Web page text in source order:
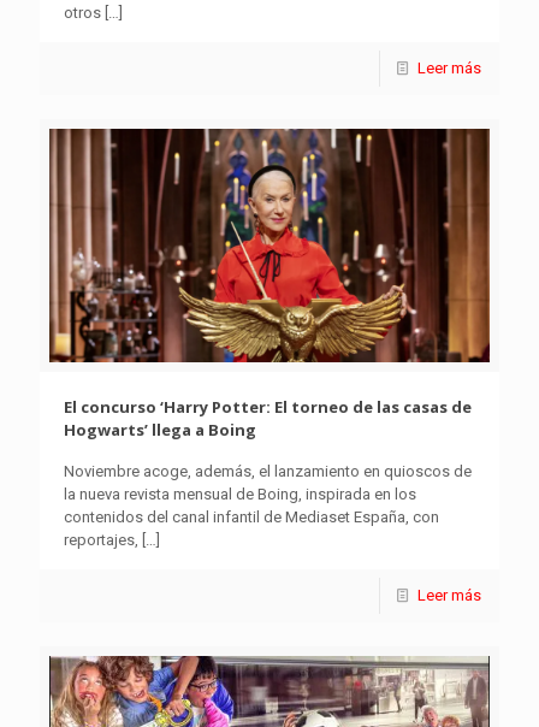
otros […]
Leer más
El concurso ‘Harry Potter: El torneo de las casas de
Hogwarts’ llega a Boing
Noviembre acoge, además, el lanzamiento en quioscos de
la nueva revista mensual de Boing, inspirada en los
contenidos del canal infantil de Mediaset España, con
reportajes, […]
Leer más